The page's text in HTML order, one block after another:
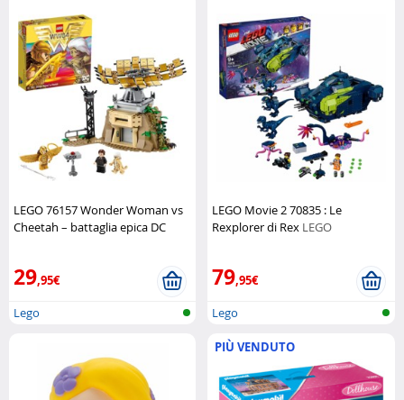
LEGO 76157 Wonder Woman vs
Cheetah – battaglia epica DC
29,95€
Lego
LEGO Movie 2 70835 : Le
Rexplorer di Rex LEGO
79,95€
Lego
PIÙ VENDUTO